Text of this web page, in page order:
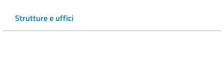
Strutture e uffici